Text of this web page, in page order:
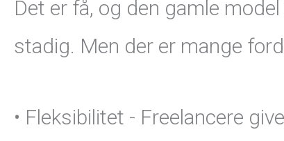
Det er få, og den gamle
stadig. Men der er mange
• Fleksibilitet - Freelancere